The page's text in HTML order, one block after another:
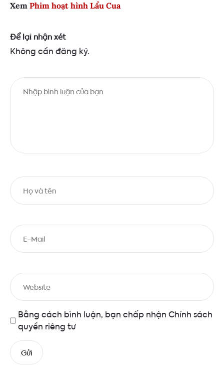
Xem Phim hoạt hình Lẩu Cua
Để lại nhận xét
Không cần đăng ký.
Bằng cách bình luận, bạn chấp nhận Chính sách
quyền riêng tư